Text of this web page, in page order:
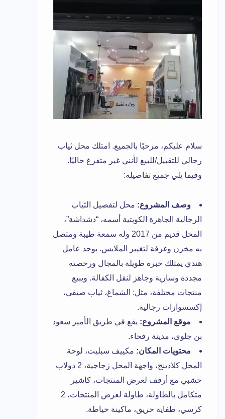
سلام عليكم، مرحبًا بالجميع. امتلك محل ثياب
رجالي للتقبيل/للبيع لأنني غير متفرغ حاليًا.
وفيما يلي جميع تفاصيله:
وصف المشروع: محل لتفصيل الثياب
الرجالية الجاهزة الكويتية أسمه، “دشداشة”،
المحل قديم من 2017 وله سمعة طيبة ومتصل
به مخزن وغرفة لتغيير الملابس. يوجد عامل
هندي يمتلك خبرة طويلة بالمجال ورخصته
مجددة وسارية وجاهز لنقل الكفالة. ويبيع
منتجات مختلفة، مثل: الشماغ، ثياب صيفي،
إكسسوارات رجالية.
موقع المشروع: يقع في طريق الأمير سعود
بن جلوى، مدينة رفحاء.
محتويات المكان: مكييف سبليت، لوحة
المحل كلادينج، واجهة المحل زجاجية، 2 دولاب
خشبي مع أرفف لعرض المنتجات، كاشير
متكامل بالطاولة، طاولة لعرض المنتجات، 2
كرسي، طفاية حريق، ماكينة خياطة.